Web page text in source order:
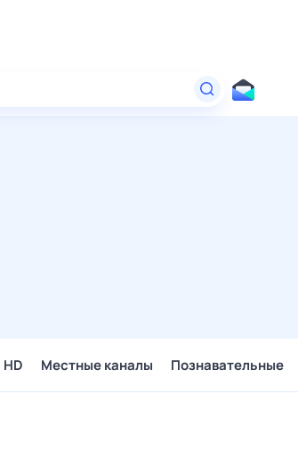
HD Местные каналы Познавательные